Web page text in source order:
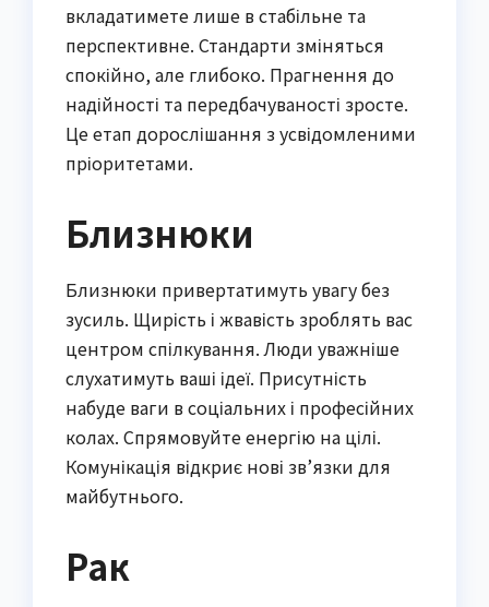
вкладатимете лише в стабільне та
перспективне. Стандарти зміняться
спокійно, але глибоко. Прагнення до
надійності та передбачуваності зросте.
Це етап дорослішання з усвідомленими
пріоритетами.
Близнюки
Близнюки привертатимуть увагу без
зусиль. Щирість і жвавість зроблять вас
центром спілкування. Люди уважніше
слухатимуть ваші ідеї. Присутність
набуде ваги в соціальних і професійних
колах. Спрямовуйте енергію на цілі.
Комунікація відкриє нові зв’язки для
майбутнього.
Рак